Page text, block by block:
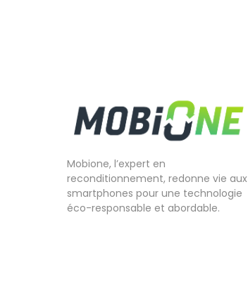
Mobione, l’expert en
reconditionnement, redonne vie aux
smartphones pour une technologie
éco-responsable et abordable.